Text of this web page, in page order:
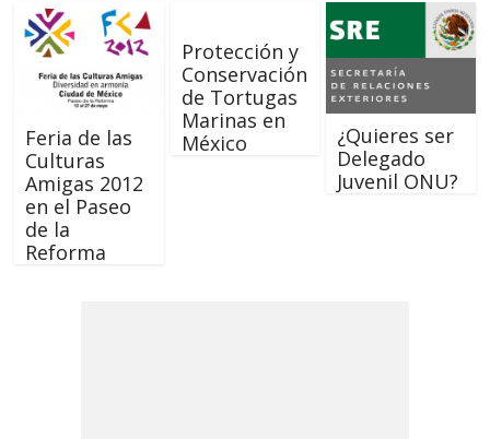
Feria de las
Culturas
Amigas 2012
en el Paseo
de la
Reforma
Protección y
Conservación
de Tortugas
Marinas en
México
¿Quieres ser
Delegado
Juvenil ONU?